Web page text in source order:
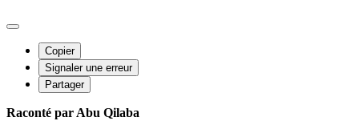
Copier
Signaler une erreur
Partager
Raconté par Abu Qilaba